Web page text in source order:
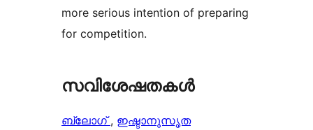
more serious intention of preparing
for competition.
സവിശേഷതകൾ
ബ്ലോഗ്, ഇഷ്ടാനുസൃത